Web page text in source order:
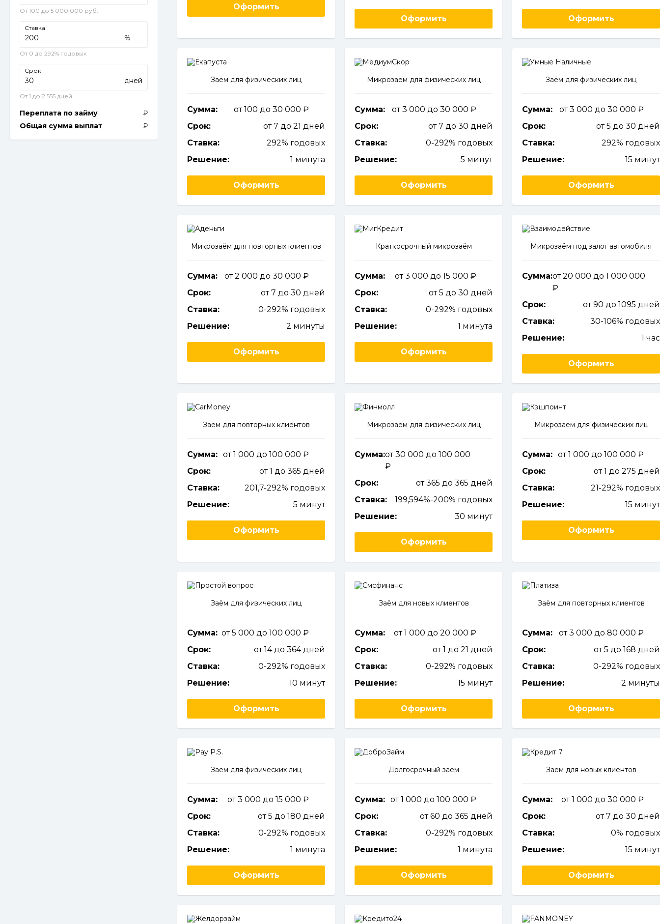
От 100 до 5 000 000 руб.
Ставка
%
От 0 до 292% годовых
Срок
дней
От 1 до 2 555 дней
Переплата по займу
Общая сумма выплат
Оформить
Оформить Оформить
Заём для физических лиц
Сумма:
от 100 до 30 000
Срок:
от 7 до 21 дней
Ставка:
292% годовых
Решение:
1 минута
Оформить
Микрозаём для физических лиц
Сумма:
от 3 000 до 30 000
Срок:
от 7 до 30 дней
Ставка:
0-292% годовых
Решение:
5 минут
Оформить
Заём для физических лиц
Сумма:
от 3 000 до 30 000
Срок:
от 5 до 30 дней
Ставка:
292% годовых
Решение:
15 минут
Оформить
Микрозаём для повторных клиентов
Сумма:
от 2 000 до 30 000
Срок:
от 7 до 30 дней
Ставка:
0-292% годовых
Решение:
2 минуты
Оформить
Краткосрочный микрозаём
Сумма:
от 3 000 до 15 000
Срок:
от 5 до 30 дней
Ставка:
0-292% годовых
Решение:
1 минута
Оформить
Микрозаём под залог автомобиля
Сумма:от 20 000 до 1 000 000
Срок:
от 90 до 1095 дней
Ставка:
30-106% годовых
Решение:
1 час
Оформить
Заём для повторных клиентов
Сумма: от 1 000 до 100 000
Срок:
от 1 до 365 дней
Ставка:
201,7-292% годовых
Решение:
5 минут
Оформить
Микрозаём для физических лиц
Сумма:от 30 000 до 100 000
Срок:
от 365 до 365 дней
Ставка:
199,594%-200% годовых
Решение:
30 минут
Оформить
Микрозаём для физических лиц
Сумма: от 1 000 до 100 000
Срок:
от 1 до 275 дней
Ставка:
21-292% годовых
Решение:
15 минут
Оформить
Заём для физических лиц
Сумма: от 5 000 до 100 000
Срок:
от 14 до 364 дней
Ставка:
0-292% годовых
Решение:
10 минут
Оформить
Заём для новых клиентов
Сумма:
от 1 000 до 20 000
Срок:
от 1 до 21 дней
Ставка:
0-292% годовых
Решение:
15 минут
Оформить
Заём для повторных клиентов
Сумма:
от 3 000 до 80 000
Срок:
от 5 до 168 дней
Ставка:
0-292% годовых
Решение:
2 минуты
Оформить
Заём для физических лиц
Сумма:
от 3 000 до 15 000
Срок:
от 5 до 180 дней
Ставка:
0-292% годовых
Решение:
1 минута
Оформить
Долгосрочный заём
Сумма: от 1 000 до 100 000
Срок:
от 60 до 365 дней
Ставка:
0-292% годовых
Решение:
1 минута
Оформить
Заём для новых клиентов
Сумма:
от 1 000 до 30 000
Срок:
от 7 до 30 дней
Ставка:
0% годовых
Решение:
15 минут
Оформить